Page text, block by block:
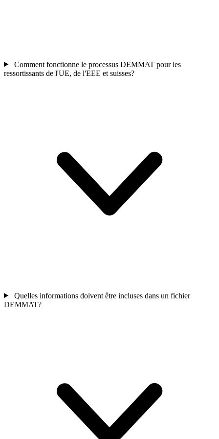
Comment fonctionne le processus DEMMAT pour les
ressortissants de l'UE, de l'EEE et suisses?
Quelles informations doivent être incluses dans un fichier
DEMMAT?